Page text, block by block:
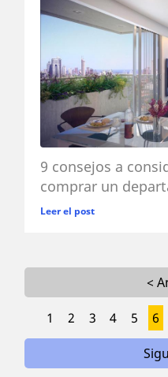
9 consejos a
comprar un
Leer el post
<
1 2 3 4 5 6